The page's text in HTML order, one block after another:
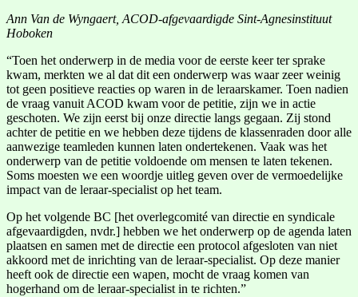
Ann Van de Wyngaert, ACOD-afgevaardigde Sint-Agnesinstituut
Hoboken
“Toen het onderwerp in de media voor de eerste keer ter sprake
kwam, merkten we al dat dit een onderwerp was waar zeer weinig
tot geen positieve reacties op waren in de leraarskamer. Toen nadien
de vraag vanuit ACOD kwam voor de petitie, zijn we in actie
geschoten. We zijn eerst bij onze directie langs gegaan. Zij stond
achter de petitie en we hebben deze tijdens de klassenraden door alle
aanwezige teamleden kunnen laten ondertekenen. Vaak was het
onderwerp van de petitie voldoende om mensen te laten tekenen.
Soms moesten we een woordje uitleg geven over de vermoedelijke
impact van de leraar-specialist op het team.
Op het volgende BC [het overlegcomité van directie en syndicale
afgevaardigden, nvdr.] hebben we het onderwerp op de agenda laten
plaatsen en samen met de directie een protocol afgesloten van niet
akkoord met de inrichting van de leraar-specialist. Op deze manier
heeft ook de directie een wapen, mocht de vraag komen van
hogerhand om de leraar-specialist in te richten.”